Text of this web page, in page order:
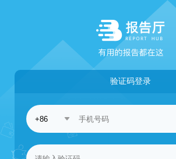
验证码登录